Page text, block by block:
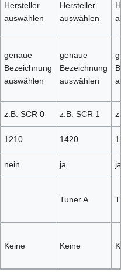
Hersteller
auswählen
Hersteller
auswählen
genaue
Bezeichnung
auswählen
genaue
Bezeichnung
auswählen
z.B. SCR 0 z.B. SCR 1 z.B.
1210 1420 1420
nein ja ja
Tuner A
Keine Keine